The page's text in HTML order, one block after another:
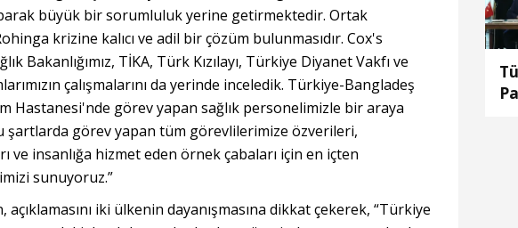
büyük bir sorumluluk yerine getirmektedir. Ortak
krizine kalıcı ve adil bir çözüm bulunmasıdır. Cox's
Bakanlığımız, TİKA, Türk Kızılayı, Türkiye Diyanet Vakfı ve
çalışmalarını da yerinde inceledik. Türkiye-Bangladeş
Hastanesi'nde görev yapan sağlık personelimizle bir araya
şartlarda görev yapan tüm görevlilerimize özverileri,
ve insanlığa hizmet eden örnek çabaları için en içten
sunuyoruz.”
açıklamasını iki ülkenin dayanışmasına dikkat çekerek, “Türkiye